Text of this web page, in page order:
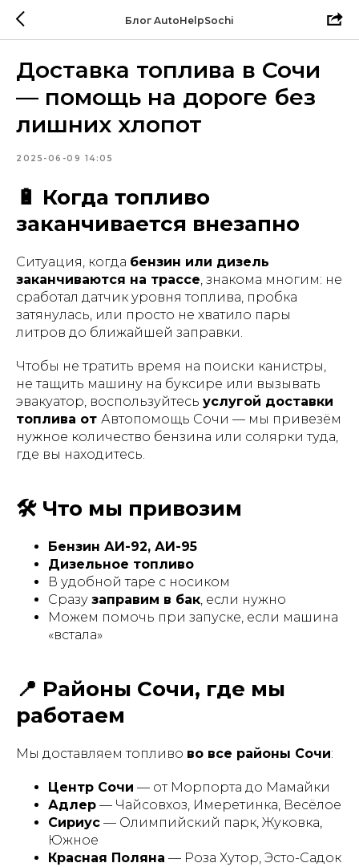
Блог AutoHelpSochi
Доставка топлива в Сочи
— помощь на дороге без
лишних хлопот
2025-06-09 14:05
🔋 Когда топливо
заканчивается внезапно
Ситуация, когда бензин или дизель
заканчиваются на трассе, знакома многим: не
сработал датчик уровня топлива, пробка
затянулась, или просто не хватило пары
литров до ближайшей заправки.
Чтобы не тратить время на поиски канистры,
не тащить машину на буксире или вызывать
эвакуатор, воспользуйтесь услугой доставки
топлива от Автопомощь Сочи — мы привезём
нужное количество бензина или солярки туда,
где вы находитесь.
🛠 Что мы привозим
Бензин АИ-92, АИ-95
Дизельное топливо
В удобной таре с носиком
Сразу заправим в бак, если нужно
Можем помочь при запуске, если машина
«встала»
📍 Районы Сочи, где мы
работаем
Мы доставляем топливо во все районы Сочи:
Центр Сочи — от Морпорта до Мамайки
Адлер — Чайсовхоз, Имеретинка, Весёлое
Сириус — Олимпийский парк, Жуковка,
Южное
Красная Поляна — Роза Хутор, Эсто-Садок